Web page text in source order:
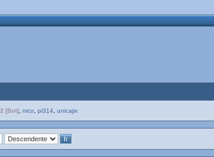
[Bot] nico pi314 unicajix